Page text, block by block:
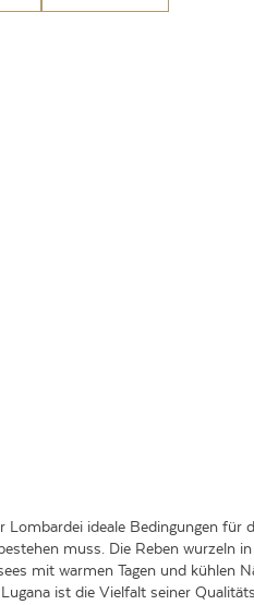
ideale Bedingungen für
muss. Die Reben wurzeln in
mit warmen Tagen und kühlen
ist die Vielfalt seiner